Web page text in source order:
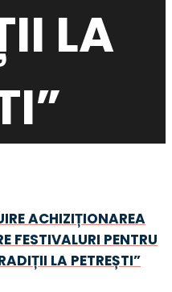
LA
ACHIZIȚIONAREA
FESTIVALURI PENTRU
LA PETREȘTI”